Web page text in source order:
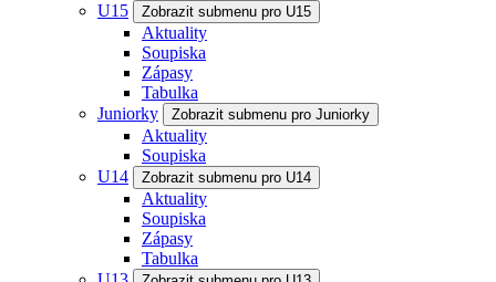
U15
Zobrazit submenu pro U15
Aktuality
Soupiska
Zápasy
Tabulka
Juniorky
Zobrazit submenu pro Juniorky
Aktuality
Soupiska
U14
Zobrazit submenu pro U14
Aktuality
Soupiska
Zápasy
Tabulka